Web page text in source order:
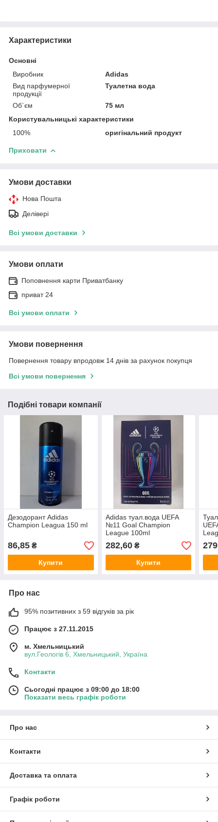
Характеристики
Основні
Виробник
Adidas
Вид парфумерної
продукції
Туалетна вода
Об`єм
75 мл
Користувальницькі характеристики
100%
оригінальний продукт
Приховати
Умови доставки
Нова Пошта
Делівері
Всі умови доставки
Умови оплати
Поповнення карти Приватбанку
приват 24
Всі умови оплати
Умови повернення
Повернення товару впродовж 14 днів за рахунок покупця
Всі умови повернення
Подібні товари компанії
Дезодорант Adidas
Champion Leagua 150 ml
86,85 ₴
Купити
Adidas туал.вода UEFA
№11 Goal Champion
League 100ml
282,60₴
Купити
279
Про нас
95% позитивних з 59 відгуків за рік
Працює з 27.11.2015
м. Хмельницький
вул.Геологів 6, Хмельницький, Україна
Контакти
Сьогодні працює з 09:00 до 18:00
Показати весь графік роботи
Про нас
Контакти
Доставка та оплата
Графік роботи